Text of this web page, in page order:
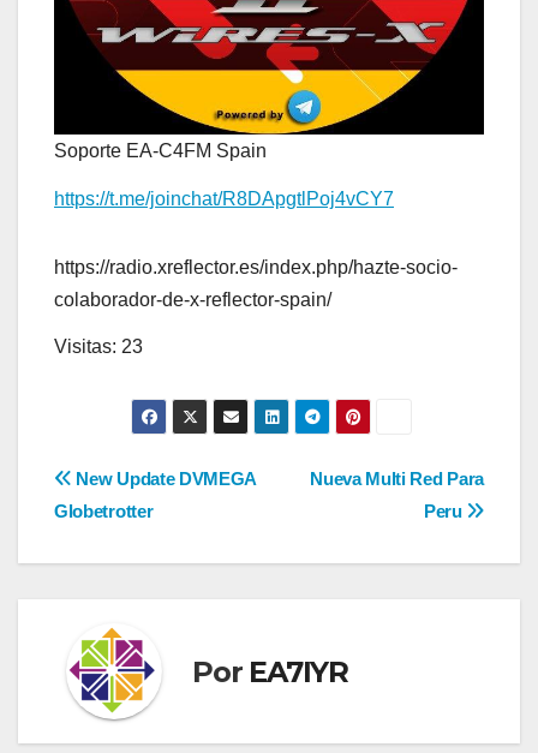
Soporte EA-C4FM Spain
https://t.me/joinchat/R8DApgtlPoj4vCY7
https://radio.xreflector.es/index.php/hazte-socio-
colaborador-de-x-reflector-spain/
Visitas: 23
Navegación
Nueva Multi Red Para
Peru
New Update DVMEGA
Globetrotter
Por EA7IYR